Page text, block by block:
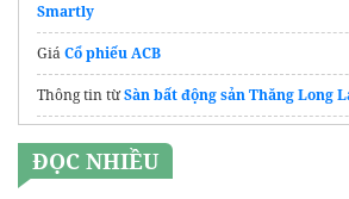
Smartly
GiáCổ phiếu ACB
Thông tin từSàn bất động sản Thăng Long
ĐỌC NHIỀU